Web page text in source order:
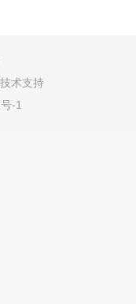
术支持
-1